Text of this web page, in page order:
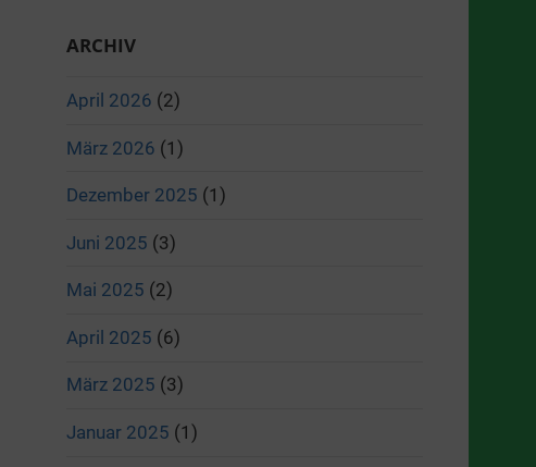
ARCHIV
April 2026 (2)
März 2026 (1)
Dezember 2025 (1)
Juni 2025 (3)
Mai 2025 (2)
April 2025 (6)
März 2025 (3)
Januar 2025 (1)